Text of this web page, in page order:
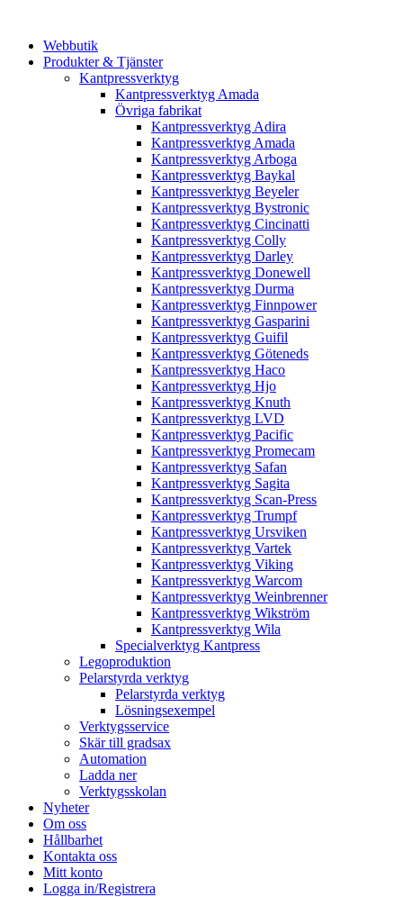
Webbutik
Produkter & Tjänster
Kantpressverktyg
Kantpressverktyg Amada
Övriga fabrikat
Kantpressverktyg Adira
Kantpressverktyg Amada
Kantpressverktyg Arboga
Kantpressverktyg Baykal
Kantpressverktyg Beyeler
Kantpressverktyg Bystronic
Kantpressverktyg Cincinatti
Kantpressverktyg Colly
Kantpressverktyg Darley
Kantpressverktyg Donewell
Kantpressverktyg Durma
Kantpressverktyg Finnpower
Kantpressverktyg Gasparini
Kantpressverktyg Guifil
Kantpressverktyg Göteneds
Kantpressverktyg Haco
Kantpressverktyg Hjo
Kantpressverktyg Knuth
Kantpressverktyg LVD
Kantpressverktyg Pacific
Kantpressverktyg Promecam
Kantpressverktyg Safan
Kantpressverktyg Sagita
Kantpressverktyg Scan-Press
Kantpressverktyg Trumpf
Kantpressverktyg Ursviken
Kantpressverktyg Vartek
Kantpressverktyg Viking
Kantpressverktyg Warcom
Kantpressverktyg Weinbrenner
Kantpressverktyg Wikström
Kantpressverktyg Wila
Specialverktyg Kantpress
Legoproduktion
Pelarstyrda verktyg
Pelarstyrda verktyg
Lösningsexempel
Verktygsservice
Skär till gradsax
Automation
Ladda ner
Verktygsskolan
Nyheter
Om oss
Hållbarhet
Kontakta oss
Mitt konto
Logga in/Registrera